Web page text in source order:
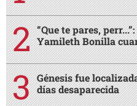
“Que te pares,
Yamileth Bonilla
Génesis fue
días desaparecida